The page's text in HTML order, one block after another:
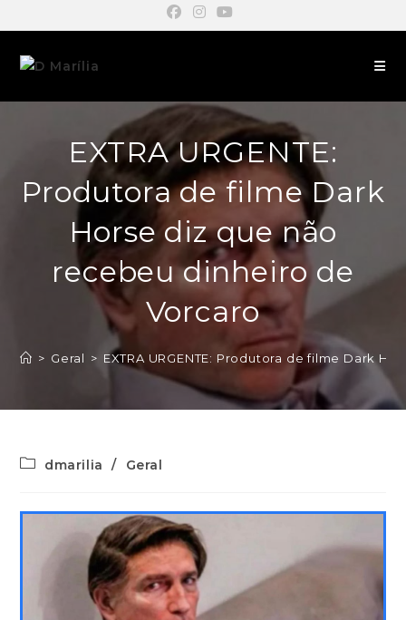
EXTRA URGENTE:
Produtora de filme Dark
Horse diz que não
recebeu dinheiro de
Vorcaro
> Geral > EXTRA URGENTE: Produtora de filme Dark
dmarilia / Geral